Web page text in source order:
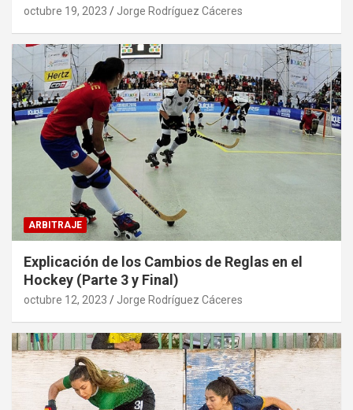
octubre 19, 2023 Jorge Rodríguez Cáceres
ARBITRAJE
Explicación de los Cambios de Reglas en el
Hockey (Parte 3 y Final)
octubre 12, 2023 Jorge Rodríguez Cáceres